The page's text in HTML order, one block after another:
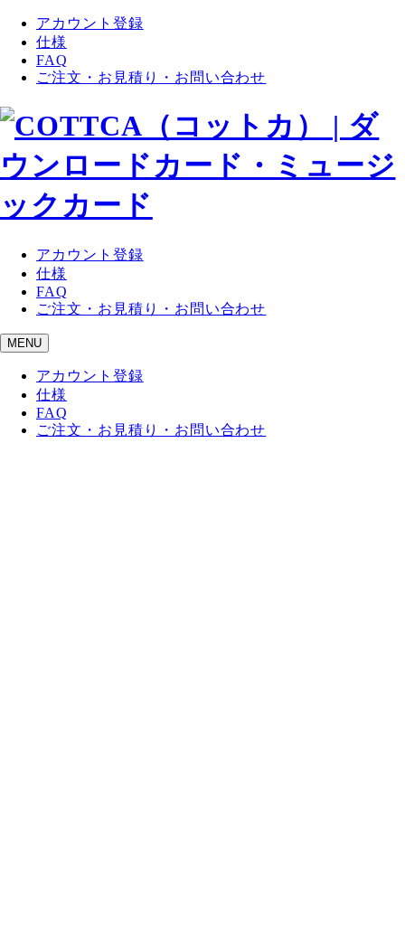
アカウント登録
仕様
FAQ
ご注文・お見積り・お問い合わせ
アカウント登録
仕様
FAQ
ご注文・お見積り・お問い合わせ
MENU
アカウント登録
仕様
FAQ
ご注文・お見積り・お問い合わせ